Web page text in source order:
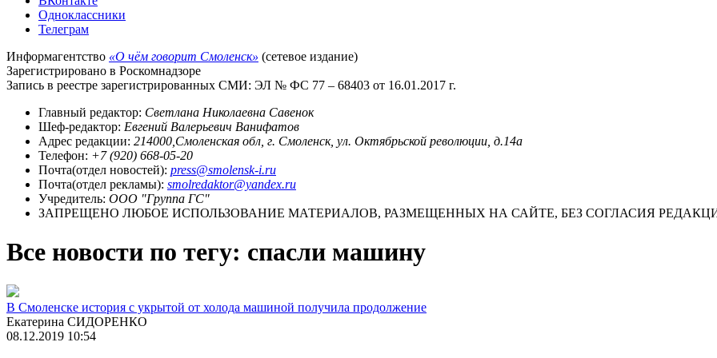
Одноклассники
Телеграм
Информагентство «О чём говорит Смоленск» (сетевое издание)
Зарегистрировано в Роскомнадзоре
Запись в реестре зарегистрированных СМИ: ЭЛ № ФС 77 – 68403 от 16.01.2017 г.
Главный редактор: Светлана Николаевна Савенок
Шеф-редактор: Евгений Валерьевич Ванифатов
Адрес редакции: 214000,Смоленская обл, г. Смоленск, ул. Октябрьской революции, д.14а
Телефон: +7 (920) 668-05-20
Почта(отдел новостей): press@smolensk-i.ru
Почта(отдел рекламы): smolredaktor@yandex.ru
Учредитель: ООО "Группа ГС"
ЗАПРЕЩЕНО ЛЮБОЕ ИСПОЛЬЗОВАНИЕ МАТЕРИАЛОВ, РАЗМЕЩЕННЫХ НА САЙТЕ, БЕЗ СОГЛАСИЯ
Все новости по тегу: спасли машину
В Смоленске история с укрытой от холода машиной получила продолжение
Екатерина СИДОРЕНКО
08.12.2019 10:54